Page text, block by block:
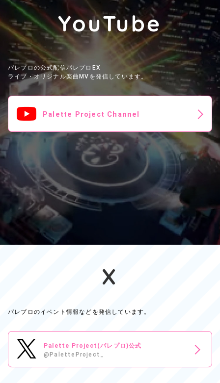
YouTube
パレプロの公式配信パレプロEX
ライブ・オリジナル楽曲MVを発信しています。
Palette Project Channel
X
パレプロのイベント情報などを発信しています。
Palette Project(パレプロ)公式
@PaletteProject_